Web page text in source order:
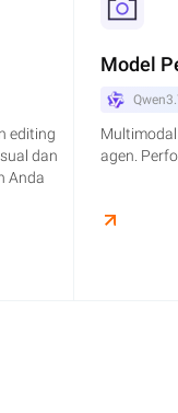
editing
dan
Anda
Model
agen.